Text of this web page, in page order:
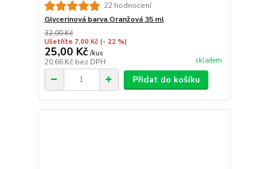
22 hodnocení
Glycerinová barva Oranžová 35 ml
32,00 Kč
Ušetříte 7,00 Kč (- 22 %)
25,00 Kč /kus
20,66 Kč bez DPH skladem
Přidat do košíku